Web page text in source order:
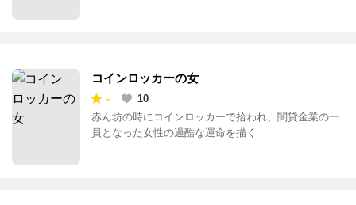
コインロッカーの女
-
10
赤ん坊の時にコインロッカーで拾われ、闇貸金業の一
員となった女性の過酷な運命を描く